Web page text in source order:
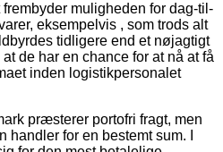
muligheden for dag-til-
eksempelvis , som trods alt
tidligere end et nøjagtigt
de har en chance for at nå at få
inden logistikpersonalet
præsterer portofri fragt, men
handler for en bestemt sum. I